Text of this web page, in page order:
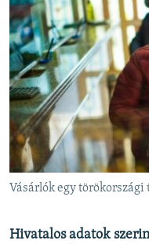
TÁRSADALOM
DEMOKRÁCIA
A PÉNZ NYOMÁBAN
EURÓPAI UNIÓ
VILÁG
KLÍMAVÁLTOZÁS
A MÚLT TANULSÁGAI
KÖVESSEN MINKET!
Vásárlók egy törökországi
Hivatalos adatok